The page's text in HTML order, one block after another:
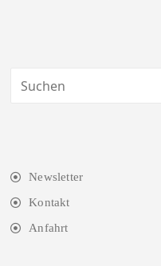
Newsletter
Kontakt
Anfahrt